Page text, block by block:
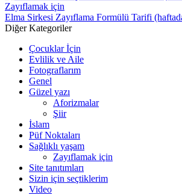
Zayıflamak için
Elma Sirkesi Zayıflama Formülü Tarifi
Diğer Kategoriler
Çocuklar İçin
Evlilik ve Aile
Fotograflarım
Genel
Güzel yazı
Aforizmalar
Şiir
İslam
Püf Noktaları
Sağlıklı yaşam
Zayıflamak için
Site tanıtımları
Sizin için seçtiklerim
Video